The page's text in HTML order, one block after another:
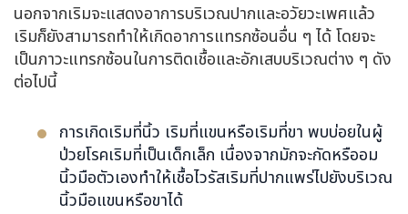
นอกจากเริมจะแสดงอาการบริเวณปากและอวัยวะเพศแล้ว
เริมก็ยังสามารถทำให้เกิดอาการแทรกซ้อนอื่น ๆ ได้ โดยจะ
เป็นภาวะแทรกซ้อนในการติดเชื้อและอักเสบบริเวณต่าง ๆ ดัง
ต่อไปนี้
การเกิดเริมที่นิ้ว เริมที่แขนหรือเริมที่ขา พบบ่อยในผู้
ป่วยโรคเริมที่เป็นเด็กเล็ก เนื่องจากมักจะกัดหรืออม
นิ้วมือตัวเองทำให้เชื้อไวรัสเริมที่ปากแพร่ไปยังบริเวณ
นิ้วมือแขนหรือขาได้